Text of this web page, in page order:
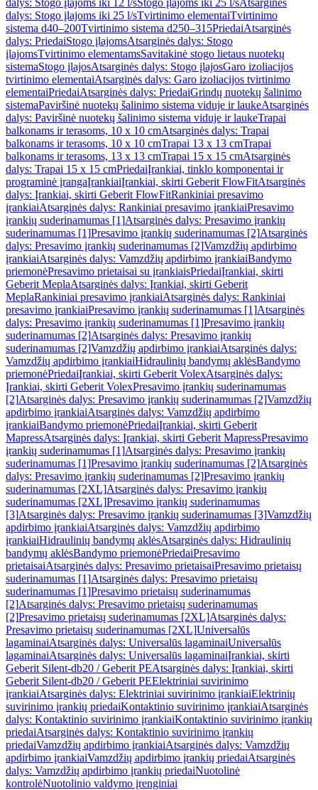
dalys: Stogo įlajoms iki 12 l/sStogo įlajoms iki 25 l/sAtsarginės
dalys: Stogo įlajoms iki 25 l/sTvirtinimo elementaiTvirtinimo
sistema d40–200Tvirtinimo sistema d250–315PriedaiAtsarginės
dalys: PriedaiStogo įlajomsAtsarginės dalys: Stogo
įlajomsTvirtinimo elementamsSavitakinė stogo lietaus nuotekų
sistemaStogo įlajosAtsarginės dalys: Stogo įlajosGaro izoliacijos
tvirtinimo elementaiAtsarginės dalys: Garo izoliacijos tvirtinimo
elementaiPriedaiAtsarginės dalys: PriedaiGrindų nuotekų šalinimo
sistemaPaviršinė nuotekų šalinimo sistema viduje ir laukeAtsarginės
dalys: Paviršinė nuotekų šalinimo sistema viduje ir laukeTrapai
balkonams ir terasoms, 10 x 10 cmAtsarginės dalys: Trapai
balkonams ir terasoms, 10 x 10 cmTrapai 13 x 13 cmTrapai
balkonams ir terasoms, 13 x 13 cmTrapai 15 x 15 cmAtsarginės
dalys: Trapai 15 x 15 cmPriedaiĮrankiai, tinklo komponentai ir
programinė įrangaĮrankiaiĮrankiai, skirti Geberit FlowFitAtsarginės
dalys: Įrankiai, skirti Geberit FlowFitRankiniai presavimo
įrankiaiAtsarginės dalys: Rankiniai presavimo įrankiaiPresavimo
įrankių suderinamumas [1]Atsarginės dalys: Presavimo įrankių
suderinamumas [1]Presavimo įrankių suderinamumas [2]Atsarginės
dalys: Presavimo įrankių suderinamumas [2]Vamzdžių apdirbimo
įrankiaiAtsarginės dalys: Vamzdžių apdirbimo įrankiaiBandymo
priemonėPresavimo prietaisai su įrankiaisPriedaiĮrankiai, skirti
Geberit MeplaAtsarginės dalys: Įrankiai, skirti Geberit
MeplaRankiniai presavimo įrankiaiAtsarginės dalys: Rankiniai
presavimo įrankiaiPresavimo įrankių suderinamumas [1]Atsarginės
dalys: Presavimo įrankių suderinamumas [1]Presavimo įrankių
suderinamumas [2]Atsarginės dalys: Presavimo įrankių
suderinamumas [2]Vamzdžių apdirbimo įrankiaiAtsarginės dalys:
Vamzdžių apdirbimo įrankiaiHidraulinių bandymų aklėsBandymo
priemonėPriedaiĮrankiai, skirti Geberit VolexAtsarginės dalys:
Įrankiai, skirti Geberit VolexPresavimo įrankių suderinamumas
[2]Atsarginės dalys: Presavimo įrankių suderinamumas [2]Vamzdžių
apdirbimo įrankiaiAtsarginės dalys: Vamzdžių apdirbimo
įrankiaiBandymo priemonėPriedaiĮrankiai, skirti Geberit
MapressAtsarginės dalys: Įrankiai, skirti Geberit MapressPresavimo
įrankių suderinamumas [1]Atsarginės dalys: Presavimo įrankių
suderinamumas [1]Presavimo įrankių suderinamumas [2]Atsarginės
dalys: Presavimo įrankių suderinamumas [2]Presavimo įrankių
suderinamumas [2XL]Atsarginės dalys: Presavimo įrankių
suderinamumas [2XL]Presavimo įrankių suderinamumas
[3]Atsarginės dalys: Presavimo įrankių suderinamumas [3]Vamzdžių
apdirbimo įrankiaiAtsarginės dalys: Vamzdžių apdirbimo
įrankiaiHidraulinių bandymų aklėsAtsarginės dalys: Hidraulinių
bandymų aklėsBandymo priemonėPriedaiPresavimo
prietaisaiAtsarginės dalys: Presavimo prietaisaiPresavimo prietaisų
suderinamumas [1]Atsarginės dalys: Presavimo prietaisų
suderinamumas [1]Presavimo prietaisų suderinamumas
[2]Atsarginės dalys: Presavimo prietaisų suderinamumas
[2]Presavimo prietaisų suderinamumas [2XL]Atsarginės dalys:
Presavimo prietaisų suderinamumas [2XL]Universalūs
lagaminaiAtsarginės dalys: Universalūs lagaminaiUniversalūs
lagaminaiAtsarginės dalys: Universalūs lagaminaiĮrankiai, skirti
Geberit Silent-db20 / Geberit PEAtsarginės dalys: Įrankiai, skirti
Geberit Silent-db20 / Geberit PEElektriniai suvirinimo
įrankiaiAtsarginės dalys: Elektriniai suvirinimo įrankiaiElektrinių
suvirinimo įrankių priedaiKontaktinio suvirinimo įrankiaiAtsarginės
dalys: Kontaktinio suvirinimo įrankiaiKontaktinio suvirinimo įrankių
priedaiAtsarginės dalys: Kontaktinio suvirinimo įrankių
priedaiVamzdžių apdirbimo įrankiaiAtsarginės dalys: Vamzdžių
apdirbimo įrankiaiVamzdžių apdirbimo įrankių priedaiAtsarginės
dalys: Vamzdžių apdirbimo įrankių priedaiNuotolinė
kontrolėNuotolinio valdymo įrenginiai